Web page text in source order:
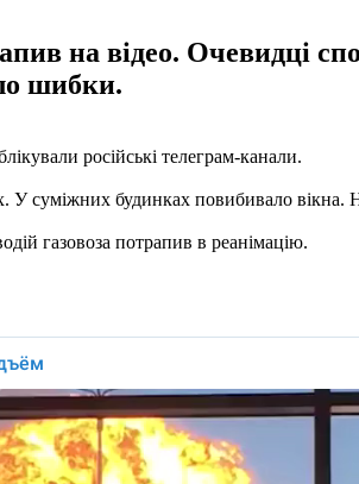
на відео. Очевидці
шибки.
російські телеграм-канали.
У суміжних будинках повибивало
газовоза потрапив в реанімацію.